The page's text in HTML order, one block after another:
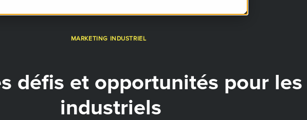
MARKETING INDUSTRIEL
défis et opportunités pour les
industriels